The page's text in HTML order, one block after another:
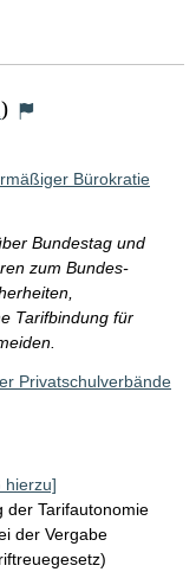
)
Bürokratie
Bundestag und
zum Bundes-
Tarifbindung für
Privatschulverbände
hierzu]
der Tarifautonomie
der Vergabe